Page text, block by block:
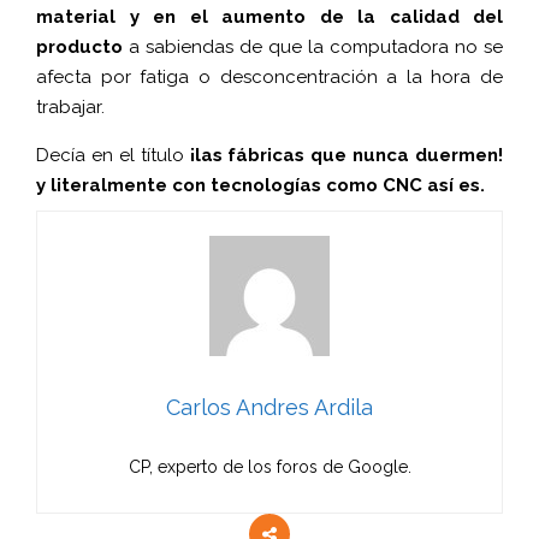
material y en el aumento de la calidad del
producto a sabiendas de que la computadora no se
afecta por fatiga o desconcentración a la hora de
trabajar.
Decía en el título ¡las fábricas que nunca duermen!
y literalmente con tecnologías como CNC así es.
Carlos Andres Ardila
CP, experto de los foros de Google.